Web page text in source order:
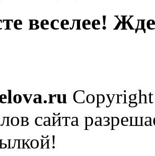
веселее!
сайта